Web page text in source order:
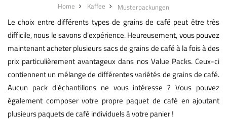
Home Kaffee Musterpackungen
Le choix entre différents types de grains de café peut être très
difficile, nous le savons d'expérience. Heureusement, vous pouvez
maintenant acheter plusieurs sacs de grains de café à la fois à des
prix particulièrement avantageux dans nos Value Packs. Ceux-ci
contiennent un mélange de différentes variétés de grains de café.
Aucun pack d'échantillons ne vous intéresse ? Vous pouvez
également composer votre propre paquet de café en ajoutant
plusieurs paquets de café individuels à votre panier !